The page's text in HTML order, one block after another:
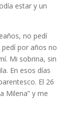
estar y un
no pedí
pedí por años no
Mi sobrina, sin
En esos días
El 26
Milena” y me